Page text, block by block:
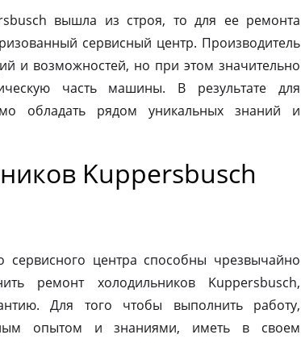
вышла из строя, то для ее ремонта
сервисный центр. Производитель
и возможностей, но при этом значительно
часть машины. В результате для
обладать рядом уникальных знаний и
Kuppersbusch
сервисного центра способны чрезвычайно
ремонт холодильников Kuppersbusch,
Для того чтобы выполнить работу,
опытом и знаниями, иметь в своем